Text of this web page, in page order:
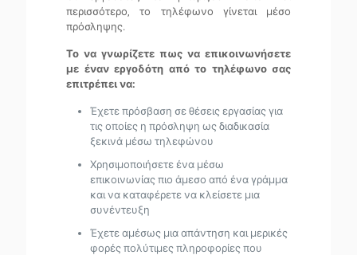
περισσότερο, το τηλέφωνο γίνεται μέσο
πρόσληψης.
Το να γνωρίζετε πως να επικοινωνήσετε
με έναν εργοδότη από το τηλέφωνο σας
επιτρέπει να:
Έχετε πρόσβαση σε θέσεις εργασίας για
τις οποίες η πρόσληψη ως διαδικασία
ξεκινά μέσω τηλεφώνου
Χρησιμοποιήσετε ένα μέσω
επικοινωνίας πιο άμεσο από ένα γράμμα
και να καταφέρετε να κλείσετε μια
συνέντευξη
Έχετε αμέσως μια απάντηση και μερικές
φορές πολύτιμες πληροφορίες που